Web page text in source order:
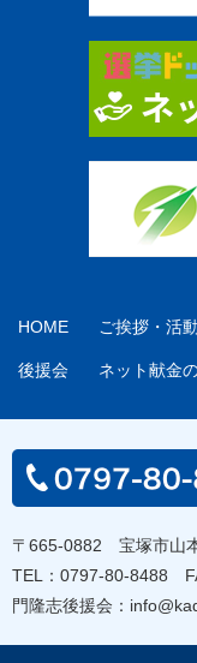
HOME ご挨拶・活
後援会 ネット献金
〒665-0882 宝塚市山
TEL： 0797-80-8488
門隆志後援会：